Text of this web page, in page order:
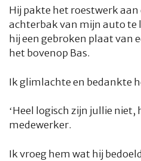
Hij pakte het roestwerk aan
achterbak van mijn auto te
hij een gebroken plaat van
het bovenop Bas.
Ik glimlachte en bedankte
‘Heel logisch zijn jullie niet,
medewerker.
Ik vroeg hem wat hij